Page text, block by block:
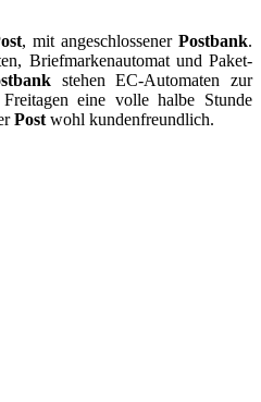
, mit angeschlossenerPostbank.
Briefmarkenautomat und Paket-
stehen EC-Automaten zur
eine volle halbe Stunde
Post wohl kundenfreundlich.